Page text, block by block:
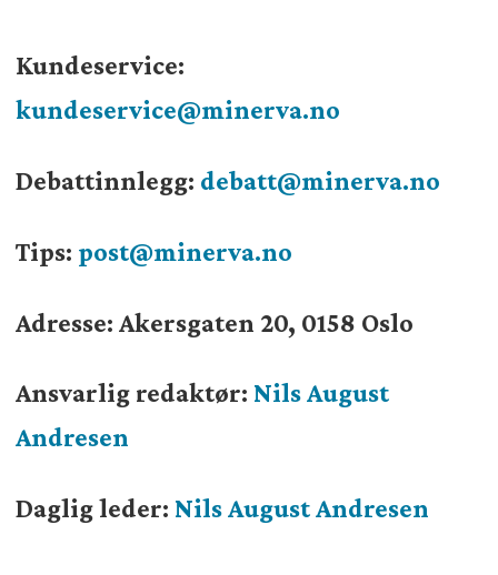
Kundeservice:
kundeservice@minerva.no
Debattinnlegg: debatt@minerva.no
Tips: post@minerva.no
Adresse: Akersgaten 20, 0158 Oslo
Ansvarlig redaktør: Nils August
Andresen
Daglig leder: Nils August Andresen